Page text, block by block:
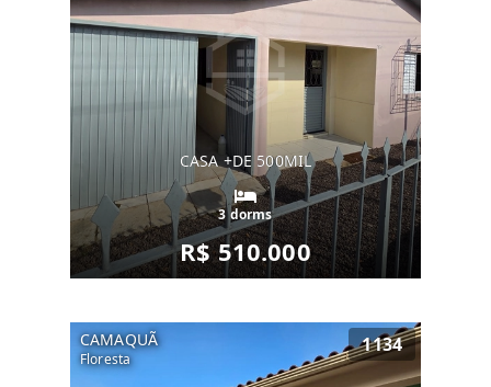
CASA +DE 500MIL
3 dorms
R$ 510.000
CAMAQUÃ
Floresta
1134